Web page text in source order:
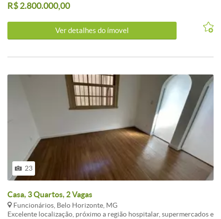
para 03 carros, 04 quartos, 02 banheiros, copa/cozinha, lavanderia;
varanda. Segundo andar - 3 quartos, 03 salas, 02 banheiros, cozinha.
Área total construída de 493,96m2.
R$ 2.800.000,00
Ver detalhes do ímovel
23
Casa, 3 Quartos, 2 Vagas
Funcionários, Belo Horizonte, MG
Excelente localização, próximo a região hospitalar, supermercados e